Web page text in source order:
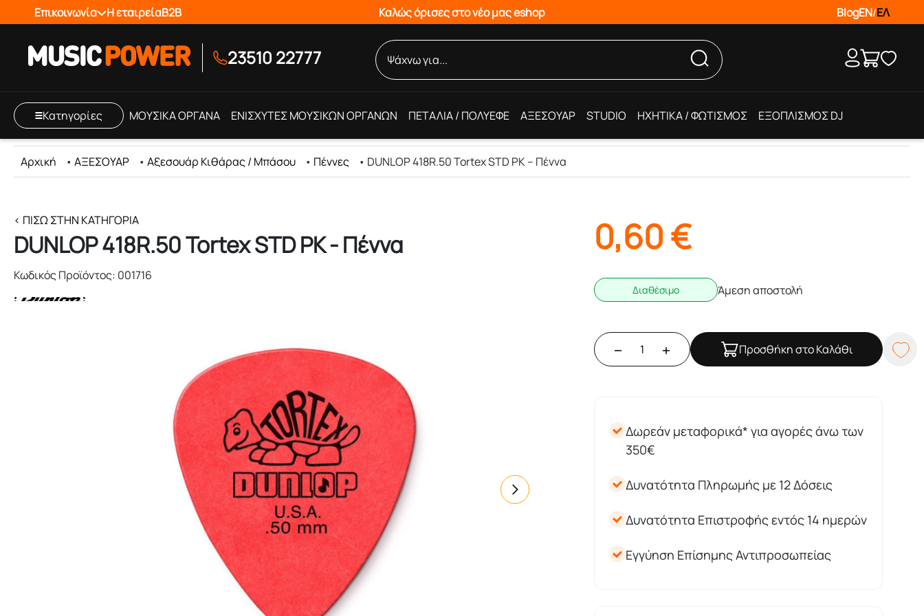
Επικοινωνία Η εταιρείαB2B Καλώς όρισες στο νέο μας eshop BlogEN/ΕΛ
23510 22777
Κατηγορίες ΜΟΥΣΙΚΑ ΟΡΓΑΝΑ ΕΝΙΣΧΥΤΕΣ ΜΟΥΣΙΚΩΝ ΟΡΓΑΝΩΝ ΠΕΤΑΛΙΑ / ΠΟΛΥΕΦΕ ΑΞΕΣΟΥΑΡ STUDIO ΗΧΗΤΙΚΑ / ΦΩΤΙΣΜΟΣ ΕΞΟΠΛΙΣΜΟΣ DJ
Αρχική • ΑΞΕΣΟΥΑΡ • Αξεσουάρ Κιθάρας / Μπάσου • Πέννες • DUNLOP 418R.50 Tortex STD PK – Πέννα
< ΠΊΣΩ ΣΤΗΝ ΚΑΤΗΓΟΡΊΑ
DUNLOP 418R.50 Tortex STD PK - Πέννα
Κωδικός Προϊόντος: 001716
0,60€
Διαθέσιμο Άμεση αποστολή
Προσθήκη στο Καλάθι
Δωρεάν μεταφορικά* για αγορές άνω των
350€
Δυνατότητα Πληρωμής με 12 Δόσεις
Δυνατότητα Επιστροφής εντός 14 ημερών
Εγγύηση Επίσημης Αντιπροσωπείας